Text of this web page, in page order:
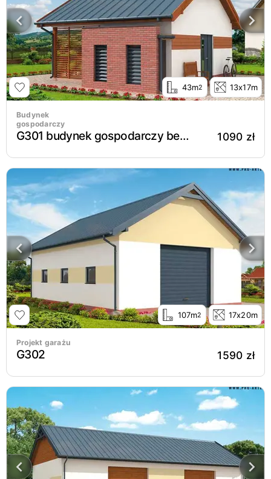
43m2 13x17m
Budynek
gospodarczy
G301 budynek gospodarczy bez bramy 1090 zł
107m2 17x20m
Projekt garażu
G302 1590 zł